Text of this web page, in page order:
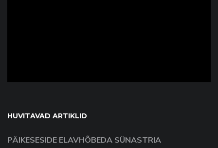
HUVITAVAD ARTIKLID
PÄIKESESIDE ELAVHÕBEDA SÜNASTRIA